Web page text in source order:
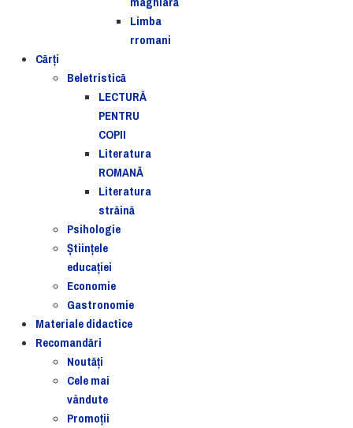
Limba
rromani
Cărţi
Beletristică
LECTURĂ
PENTRU
COPII
Literatura
ROMANĂ
Literatura
străină
Psihologie
Ştiinţele
educaţiei
Economie
Gastronomie
Materiale didactice
Recomandări
Noutăţi
Cele mai
vândute
Promoții